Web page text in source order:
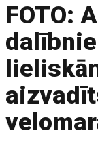
FOTO: